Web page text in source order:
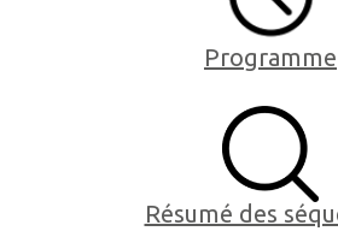
Programme
Résumé des